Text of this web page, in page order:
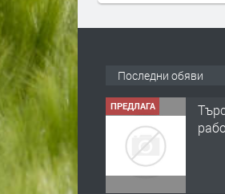
Последни обяви
ПРЕДЛАГА